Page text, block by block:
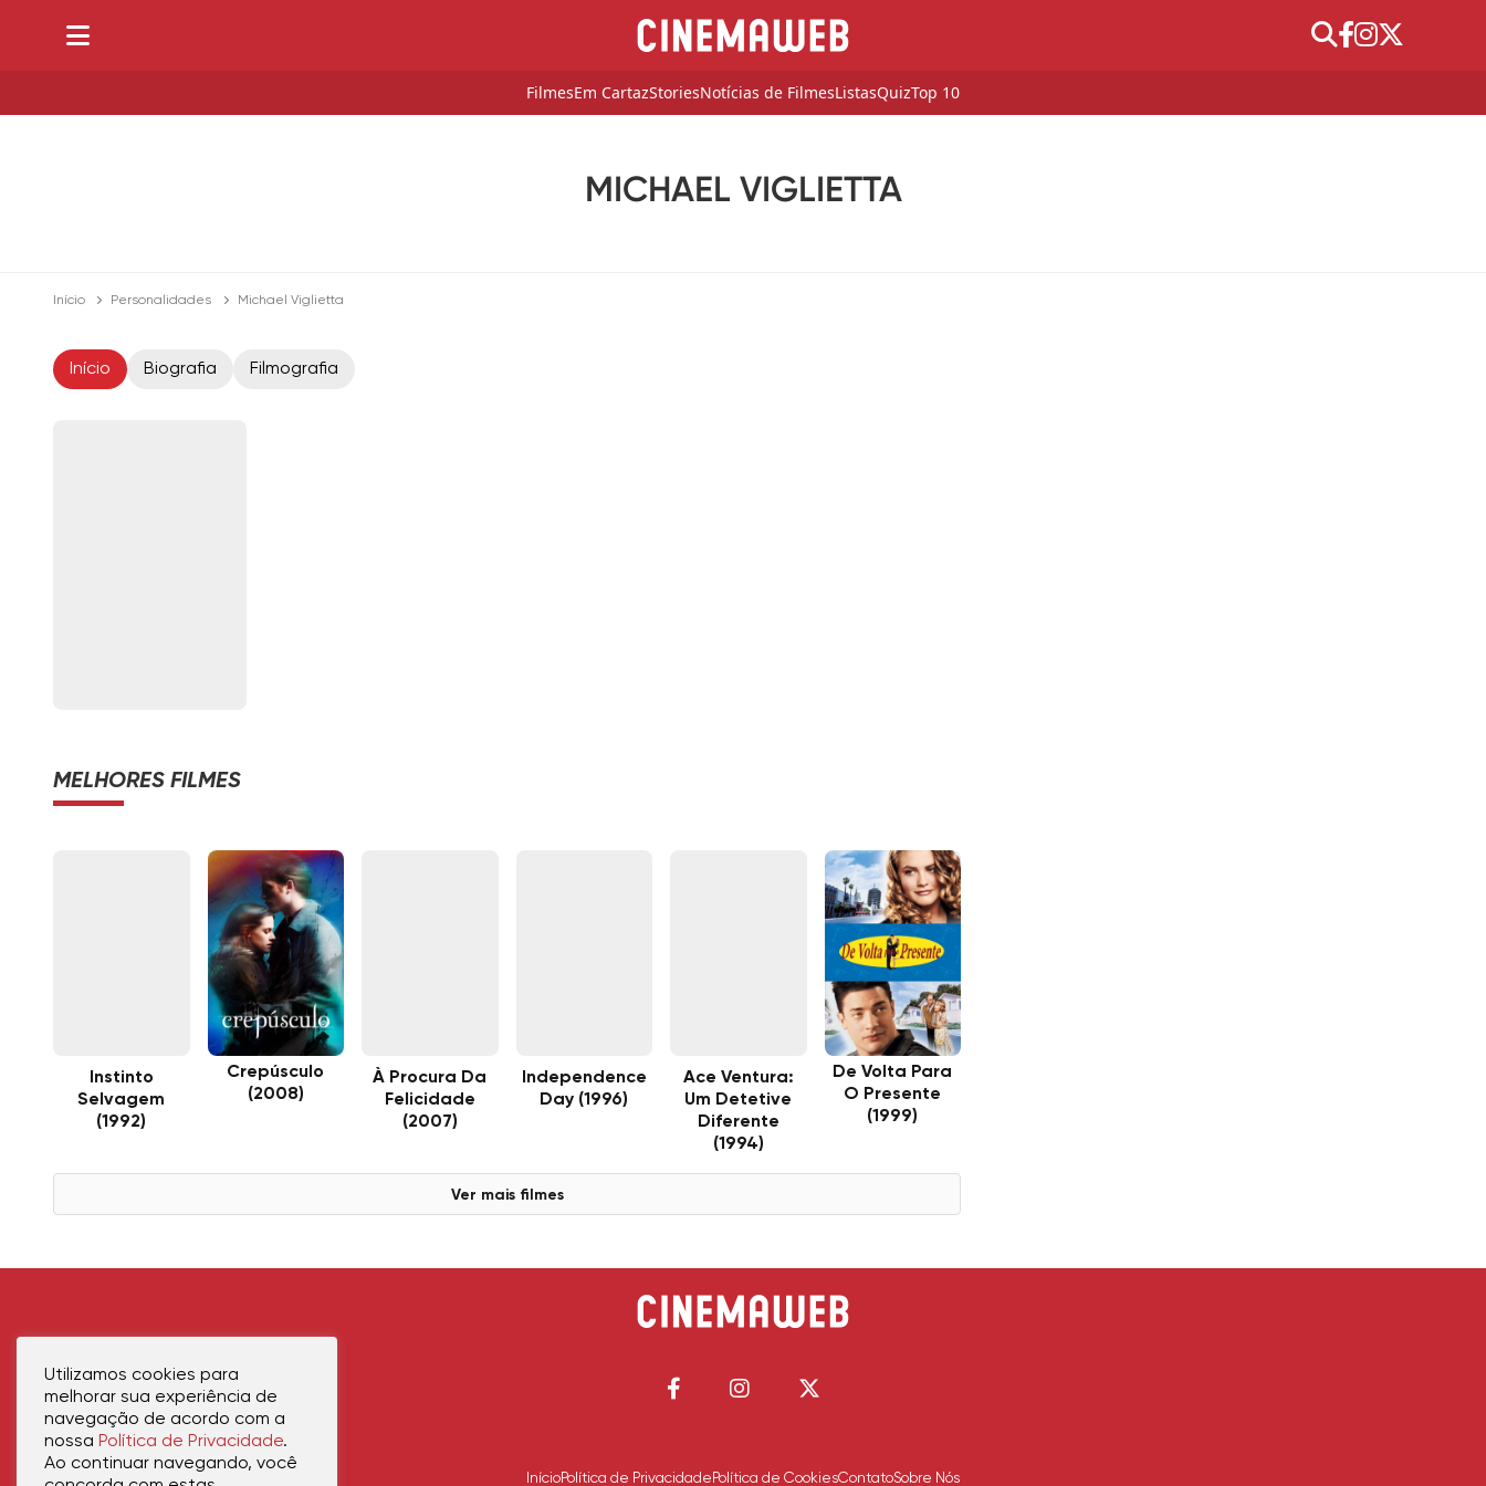
FilmesEm CartazStoriesNotícias de FilmesListasQuizTop 10
MICHAEL VIGLIETTA
Início Personalidades Michael Viglietta
Início Biografia Filmografia
MELHORES FILMES
Instinto
Selvagem
(1992)
Crepúsculo
(2008)
À Procura Da
Felicidade
(2007)
Independence
Day (1996)
Ace Ventura:
Um Detetive
Diferente
(1994)
De Volta Para
O Presente
(1999)
Ver mais filmes
InícioPolítica de Privacidade Política de CookiesContatoSobre Nós
Utilizamos cookies para
melhorar sua experiência de
navegação de acordo com a
nossa Política de Privacidade.
Ao continuar navegando, você